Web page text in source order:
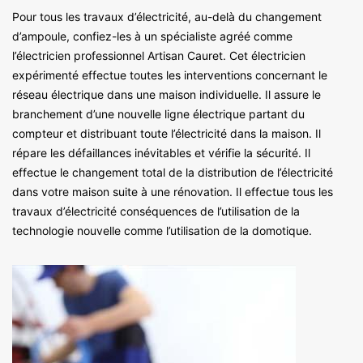
Pour tous les travaux d’électricité, au-delà du changement
d’ampoule, confiez-les à un spécialiste agréé comme
l’électricien professionnel Artisan Cauret. Cet électricien
expérimenté effectue toutes les interventions concernant le
réseau électrique dans une maison individuelle. Il assure le
branchement d’une nouvelle ligne électrique partant du
compteur et distribuant toute l’électricité dans la maison. Il
répare les défaillances inévitables et vérifie la sécurité. Il
effectue le changement total de la distribution de l’électricité
dans votre maison suite à une rénovation. Il effectue tous les
travaux d’électricité conséquences de l’utilisation de la
technologie nouvelle comme l’utilisation de la domotique.